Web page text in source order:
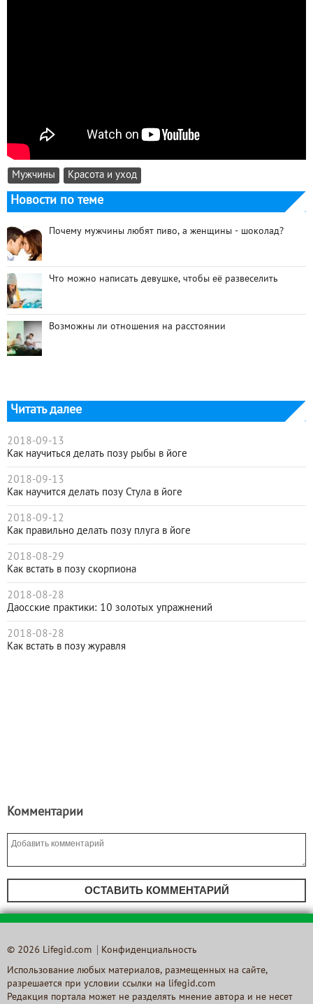
Мужчины Красота и уход
Новости по теме
Почему мужчины любят пиво, а женщины - шоколад?
Что можно написать девушке, чтобы её развеселить
Возможны ли отношения на расстоянии
Читать далее
2018-09-13
Как научиться делать позу рыбы в йоге
2018-09-13
Как научится делать позу Стула в йоге
2018-09-12
Как правильно делать позу плуга в йоге
2018-08-29
Как встать в позу скорпиона
2018-08-28
Даосские практики: 10 золотых упражнений
2018-08-28
Как встать в позу журавля
Комментарии
ОСТАВИТЬ КОММЕНТАРИЙ
© 2026 Lifegid.com Конфиденциальность
Использование любых материалов, размещенных на сайте,
разрешается при условии ссылки на lifegid.com
Редакция портала может не разделять мнение автора и не несет